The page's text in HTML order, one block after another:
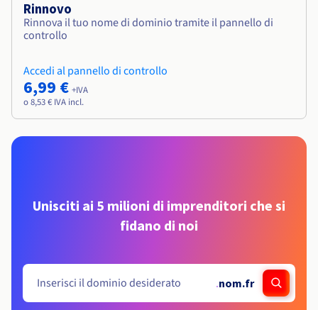
Rinnovo
Rinnova il tuo nome di dominio tramite il pannello di
controllo
Accedi al pannello di controllo
6,99 € +IVA
o 8,53 € IVA incl.
Unisciti ai 5 milioni di imprenditori che si
fidano di noi
.nom.fr